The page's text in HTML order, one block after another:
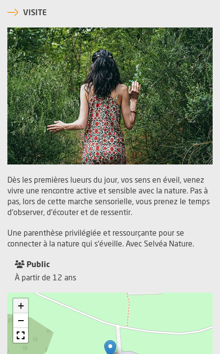
VISITE
Dès les premières lueurs du jour, vos sens en éveil, venez
vivre une rencontre active et sensible avec la nature. Pas à
pas, lors de cette marche sensorielle, vous prenez le temps
d'observer, d'écouter et de ressentir.
Une parenthèse privilégiée et ressourçante pour se
connecter à la nature qui s'éveille. Avec Selvéa Nature.
Public
À partir de 12 ans
+
−